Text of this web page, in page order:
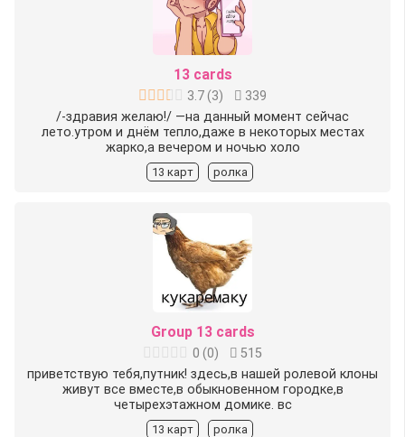
13 cards
3.7(3)
339
/-здравия желаю!/ —на данный момент сейчас
лето.утром и днём тепло,даже в некоторых местах
жарко,а вечером и ночью холо
13 карт ролка
Group 13 cards
0 (0)
515
приветствую тебя,путник! здесь,в нашей ролевой клоны
живут все вместе,в обыкновенном городке,в
четырехэтажном домике. вс
13 карт ролка